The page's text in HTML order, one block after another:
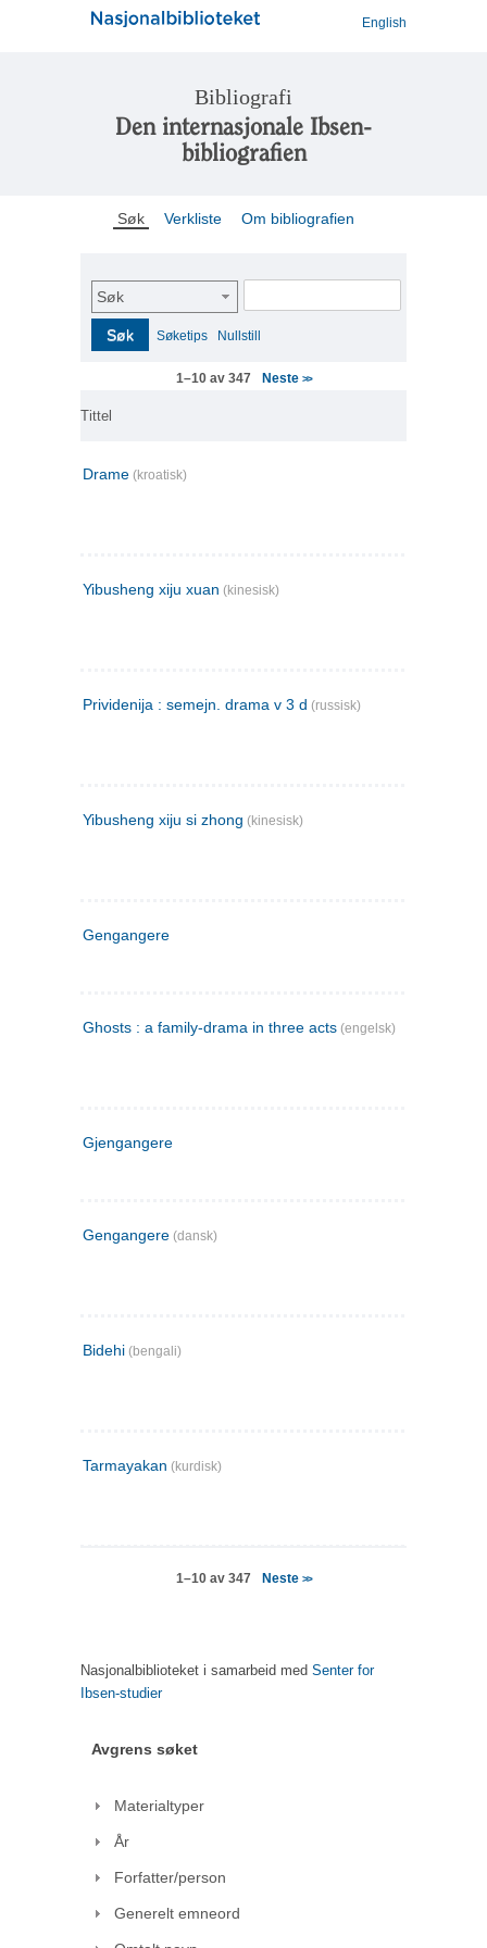
English
Bibliografi
Den internasjonale Ibsen-
bibliografien
Søk Verkliste Om bibliografien
Søk
Søk Søketips Nullstill
1–10 av 347 Neste >>
Tittel
Drame (kroatisk)
Yibusheng xiju xuan (kinesisk)
Prividenija : semejn. drama v 3 d (russisk)
Yibusheng xiju si zhong (kinesisk)
Gengangere
Ghosts : a family-drama in three acts (engelsk)
Gjengangere
Gengangere (dansk)
Bidehi (bengali)
Tarmayakan (kurdisk)
1–10 av 347 Neste >>
Nasjonalbiblioteket i samarbeid med Senter for
Ibsen-studier
Avgrens søket
Materialtyper
År
Forfatter/person
Generelt emneord